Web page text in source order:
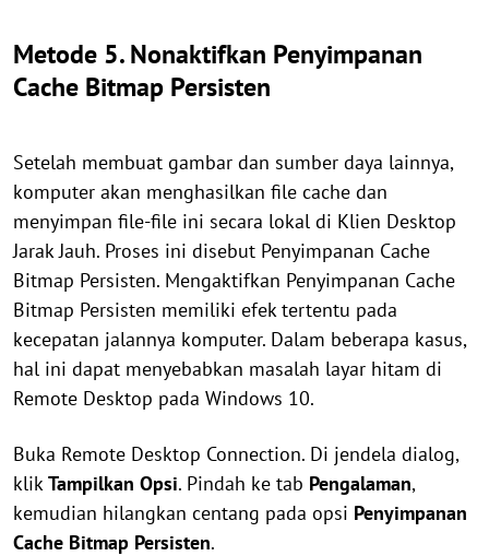
Metode 5. Nonaktifkan Penyimpanan
Cache Bitmap Persisten
Setelah membuat gambar dan sumber daya lainnya,
komputer akan menghasilkan file cache dan
menyimpan file-file ini secara lokal di Klien Desktop
Jarak Jauh. Proses ini disebut Penyimpanan Cache
Bitmap Persisten. Mengaktifkan Penyimpanan Cache
Bitmap Persisten memiliki efek tertentu pada
kecepatan jalannya komputer. Dalam beberapa kasus,
hal ini dapat menyebabkan masalah layar hitam di
Remote Desktop pada Windows 10.
Buka Remote Desktop Connection. Di jendela dialog,
klikTampilkan Opsi. Pindah ke tab Pengalaman,
kemudian hilangkan centang pada opsi Penyimpanan
Cache Bitmap Persisten.